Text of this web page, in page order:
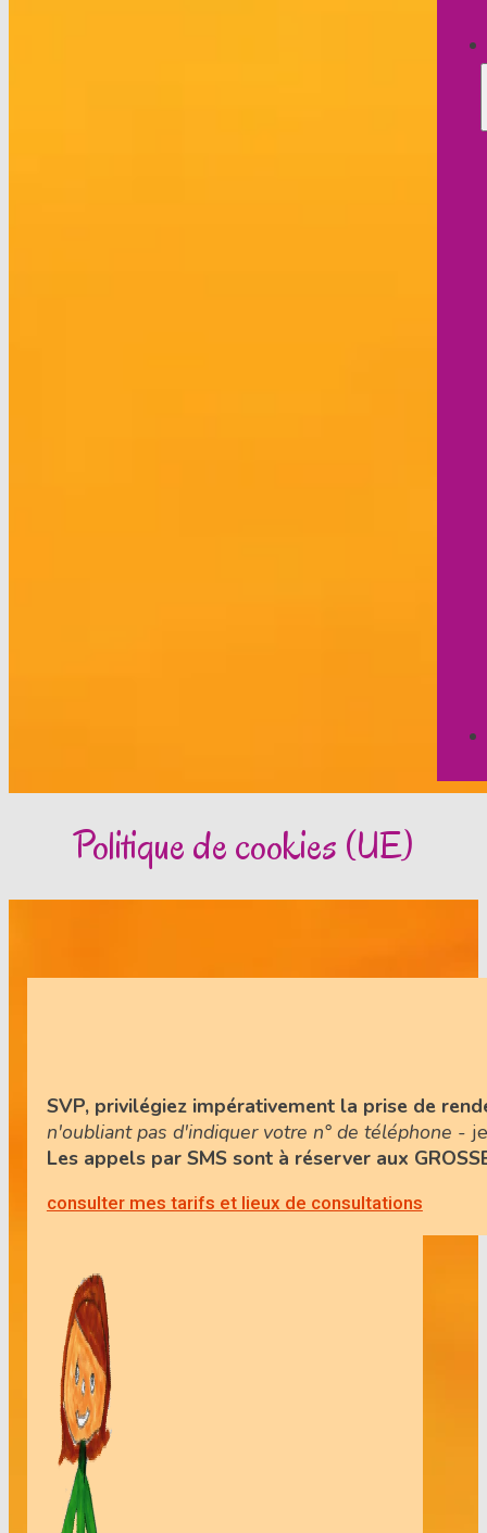
Politique de cookies (UE)
SVP, privilégiez impérativement la prise de
n'oubliant pas d'indiquer votre n° de téléphone -
Les appels par SMS sont à réserver aux
consulter mes tarifs et lieux de consultations